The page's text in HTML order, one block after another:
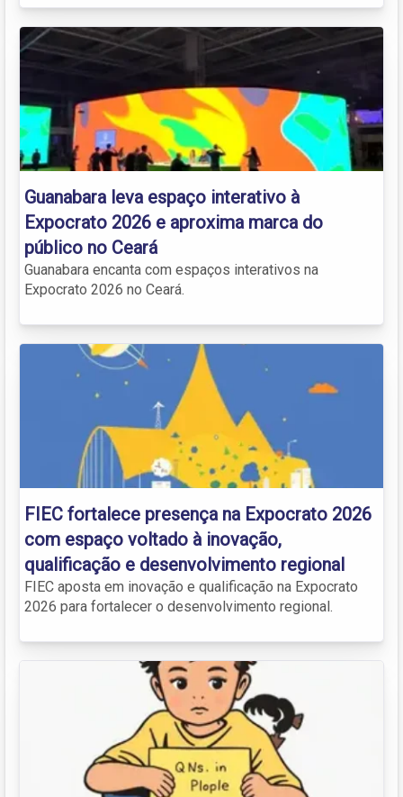
Guanabara leva espaço interativo à
Expocrato 2026 e aproxima marca do
público no Ceará
Guanabara encanta com espaços interativos na
Expocrato 2026 no Ceará.
FIEC fortalece presença na Expocrato 2026
com espaço voltado à inovação,
qualificação e desenvolvimento regional
FIEC aposta em inovação e qualificação na Expocrato
2026 para fortalecer o desenvolvimento regional.